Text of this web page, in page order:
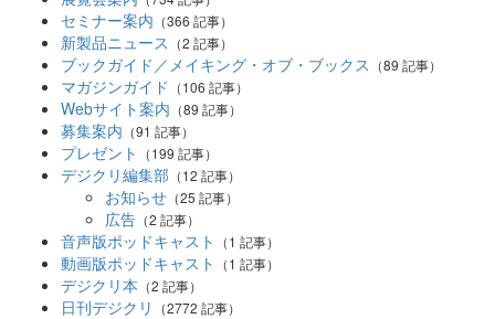
セミナー案内 （366 記事）
新製品ニュース （2 記事）
ブックガイド／メイキング・オブ・ブックス （89 記事）
マガジンガイド （106 記事）
Webサイト案内 （89 記事）
募集案内 （91 記事）
プレゼント （199 記事）
デジクリ編集部 （12 記事）
お知らせ （25 記事）
広告 （2 記事）
音声版ポッドキャスト （1 記事）
動画版ポッドキャスト （1 記事）
デジクリ本 （2 記事）
日刊デジクリ （2772 記事）